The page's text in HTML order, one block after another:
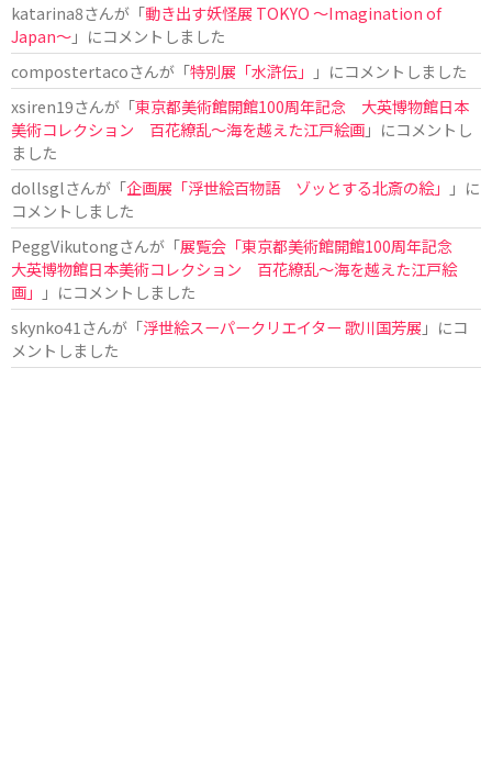
katarina8さんが「動き出す妖怪展 TOKYO 〜Imagination of
Japan〜」にコメントしました
compostertacoさんが「特別展「水滸伝」
」にコメントしました
xsiren19さんが「東京都美術館開館100周年記念 大英博物館日本
美術コレクション 百花繚乱～海を越えた江戸絵画」にコメントし
ました
dollsglさんが「企画展「浮世絵百物語 ゾッとする北斎の絵」
」に
コメントしました
PeggVikutongさんが「展覧会「東京都美術館開館100周年記念
大英博物館日本美術コレクション 百花繚乱〜海を越えた江戸絵
画」
」にコメントしました
skynko41 さんが「浮世絵スーパークリエイター 歌川国芳展 」にコ
メントしました